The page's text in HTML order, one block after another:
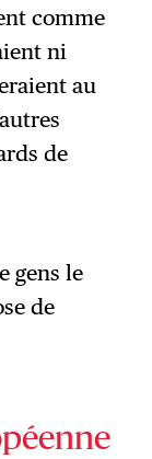
comme
ni
au
de
gens le
de